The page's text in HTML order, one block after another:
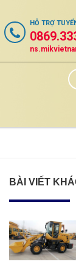
HỖ TRỢ
BÀI VIẾT